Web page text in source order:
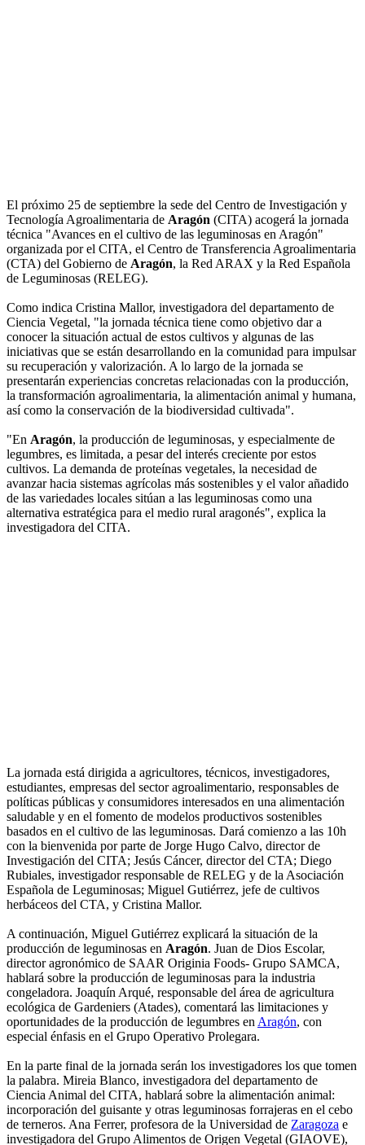
El próximo 25 de septiembre la sede del Centro de Investigación y
Tecnología Agroalimentaria de Aragón (CITA) acogerá la jornada
técnica "Avances en el cultivo de las leguminosas en Aragón"
organizada por el CITA, el Centro de Transferencia Agroalimentaria
(CTA) del Gobierno de Aragón, la Red ARAX y la Red Española
de Leguminosas (RELEG).
Como indica Cristina Mallor, investigadora del departamento de
Ciencia Vegetal, "la jornada técnica tiene como objetivo dar a
conocer la situación actual de estos cultivos y algunas de las
iniciativas que se están desarrollando en la comunidad para impulsar
su recuperación y valorización. A lo largo de la jornada se
presentarán experiencias concretas relacionadas con la producción,
la transformación agroalimentaria, la alimentación animal y humana,
así como la conservación de la biodiversidad cultivada".
"En Aragón, la producción de leguminosas, y especialmente de
legumbres, es limitada, a pesar del interés creciente por estos
cultivos. La demanda de proteínas vegetales, la necesidad de
avanzar hacia sistemas agrícolas más sostenibles y el valor añadido
de las variedades locales sitúan a las leguminosas como una
alternativa estratégica para el medio rural aragonés", explica la
investigadora del CITA.
La jornada está dirigida a agricultores, técnicos, investigadores,
estudiantes, empresas del sector agroalimentario, responsables de
políticas públicas y consumidores interesados en una alimentación
saludable y en el fomento de modelos productivos sostenibles
basados en el cultivo de las leguminosas. Dará comienzo a las 10h
con la bienvenida por parte de Jorge Hugo Calvo, director de
Investigación del CITA; Jesús Cáncer, director del CTA; Diego
Rubiales, investigador responsable de RELEG y de la Asociación
Española de Leguminosas; Miguel Gutiérrez, jefe de cultivos
herbáceos del CTA, y Cristina Mallor.
A continuación, Miguel Gutiérrez explicará la situación de la
producción de leguminosas en Aragón. Juan de Dios Escolar,
director agronómico de SAAR Originia Foods- Grupo SAMCA,
hablará sobre la producción de leguminosas para la industria
congeladora. Joaquín Arqué, responsable del área de agricultura
ecológica de Gardeniers (Atades), comentará las limitaciones y
oportunidades de la producción de legumbres en Aragón, con
especial énfasis en el Grupo Operativo Prolegara.
En la parte final de la jornada serán los investigadores los que tomen
la palabra. Mireia Blanco, investigadora del departamento de
Ciencia Animal del CITA, hablará sobre la alimentación animal:
incorporación del guisante y otras leguminosas forrajeras en el cebo
de terneros. Ana Ferrer, profesora de la Universidad de Zaragoza e
investigadora del Grupo Alimentos de Origen Vegetal (GIAOVE),